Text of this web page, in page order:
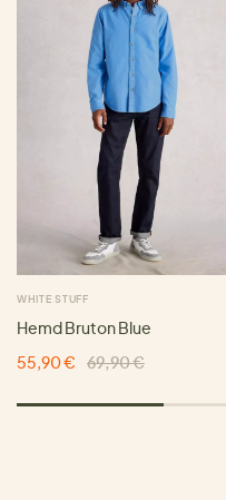
WHITE STUFF
Hemd Bruton Blue
55,90 €
69,90 €